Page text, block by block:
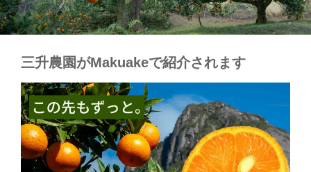
三升農園がMakuakeで紹介されます